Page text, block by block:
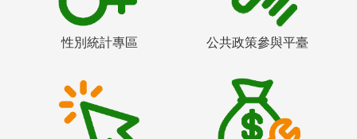
性別統計專區 公共政策參與平臺